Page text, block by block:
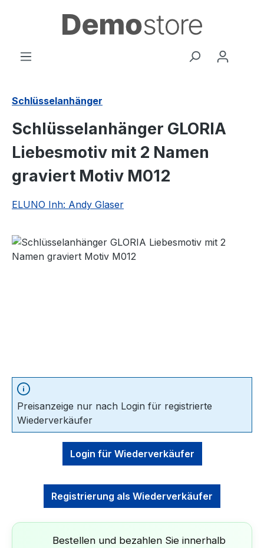
Zum Hauptinhalt springen
Schlüsselanhänger
Schlüsselanhänger GLORIA
Liebesmotiv mit 2 Namen
graviert Motiv M012
ELUNO Inh: Andy Glaser
Bildergalerie überspringen
Preisanzeige nur nach Login für registrierte
Wiederverkäufer
Login für Wiederverkäufer
Registrierung als Wiederverkäufer
Bestellen und bezahlen Sie innerhalb